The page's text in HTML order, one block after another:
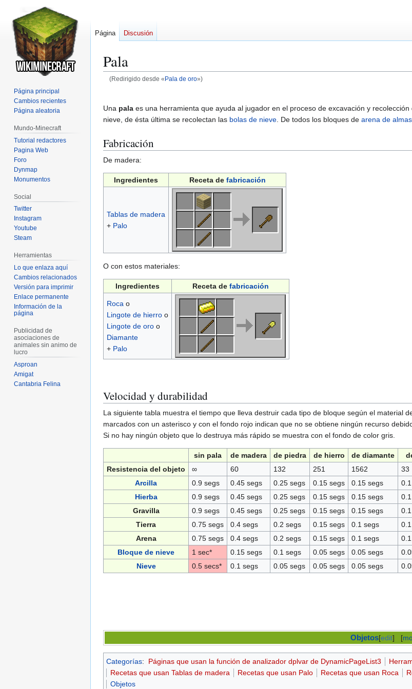
Pala
(Redirigido desde « Pala de oro»)
a
la
a
la
Una pala es una herramienta que ayuda al jugador en el proceso de excavación y recolección
nieve, de ésta última se recolectan las bolas de nieve . De todos los bloques de arena de almas
Fabricación
De madera:
Ingredientes Receta de fabricación
Tablas de madera
+ Palo
O con estos materiales:
Ingredientes Receta de fabricación
Roca o
Lingote de hierroo
Lingote de oroo
Diamante
+ Palo
Velocidad y durabilidad
La siguiente tabla muestra el tiempo que lleva destruir cada tipo de bloque según el material
marcados con un asterisco y con el fondo rojo indican que no se obtiene ningún recurso
Si no hay ningún objeto que lo destruya más rápido se muestra con el fondo de color gris.
sin pala de madera de piedra de hierro de diamante
Resistencia del objeto
∞ 60 132 251 1562
33
Arcilla
0.9 segs 0.45 segs 0.25 segs 0.15 segs 0.15 segs
Hierba
0.9 segs 0.45 segs 0.25 segs 0.15 segs 0.15 segs
Gravilla
0.9 segs 0.45 segs 0.25 segs 0.15 segs 0.15 segs
Tierra
0.75 segs 0.4 segs 0.2 segs 0.15 segs 0.1 segs
Arena
0.75 segs 0.4 segs 0.2 segs 0.15 segs 0.1 segs
Bloque de nieve
1 sec* 0.15 segs 0.1 segs 0.05 segs 0.05 segs
Nieve
0.5 secs* 0.1 segs 0.05 segs 0.05 segs 0.05 segs
Objetos[edit] [
Categorías: Páginas que usan la función de analizador dplvar de DynamicPageList3
Recetas que usan Tablas de madera
Recetas que usan Palo Recetas que usan Roca
Objetos
Página Discusión
Página principal
Cambios recientes
Página aleatoria
Mundo-Minecraft
Tutorial redactores
Pagina Web
Foro
Dynmap
Monumentos
Social
Twitter
Instagram
Youtube
Steam
Herramientas
Lo que enlaza aquí
Cambios relacionados
Versión para imprimir
Enlace permanente
Información de la
página
Publicidad de
asociaciones de
animales sin animo de
lucro
Asproan
Amigat
Cantabria Felina